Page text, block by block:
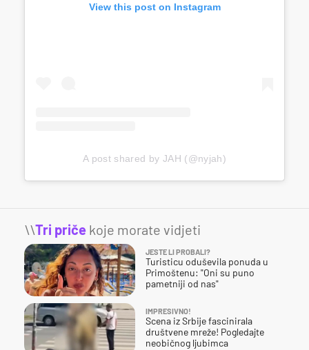
View this post on Instagram
A post shared by JAH (@nyjah)
\\Tri priče koje morate vidjeti
JESTE LI PROBALI?
Turisticu oduševila ponuda u
Primoštenu: "Oni su puno
pametniji od nas"
IMPRESIVNO!
Scena iz Srbije fascinirala
društvene mreže! Pogledajte
neobičnog ljubimca